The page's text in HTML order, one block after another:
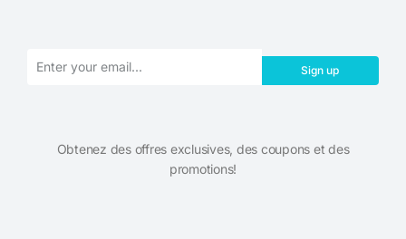
Sign up
Obtenez des offres exclusives, des coupons et des
promotions!​